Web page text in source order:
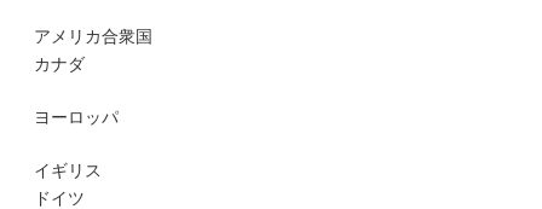
アメリカ合衆国
カナダ
ヨーロッパ
イギリス
ドイツ